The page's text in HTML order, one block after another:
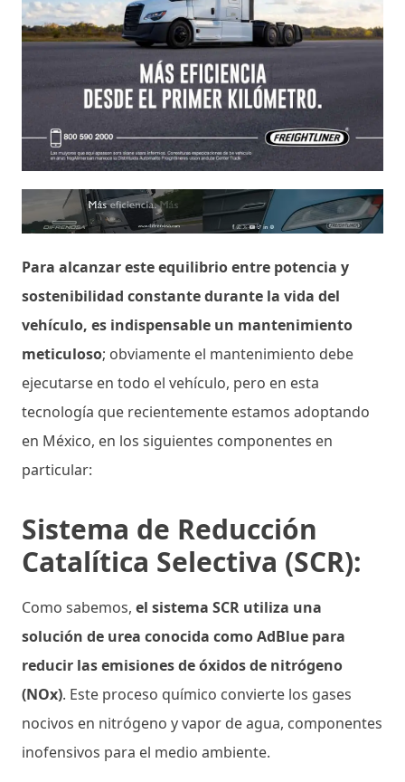
Para alcanzar este equilibrio entre potencia y
sostenibilidad constante durante la vida del
vehículo, es indispensable un mantenimiento
meticuloso; obviamente el mantenimiento debe
ejecutarse en todo el vehículo, pero en esta
tecnología que recientemente estamos adoptando
en México, en los siguientes componentes en
particular:
Sistema de Reducción
Catalítica Selectiva (SCR):
Como sabemos, el sistema SCR utiliza una
solución de urea conocida como AdBlue para
reducir las emisiones de óxidos de nitrógeno
(NOx). Este proceso químico convierte los gases
nocivos en nitrógeno y vapor de agua, componentes
inofensivos para el medio ambiente.